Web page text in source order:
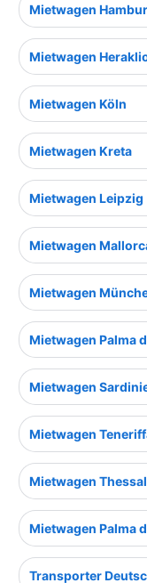
Mietwagen
Mietwagen
Mietwagen Köln
Mietwagen Kreta
Mietwagen Leipzig
Mietwagen
Mietwagen
Mietwagen Palma
Mietwagen
Mietwagen
Mietwagen
Mietwagen Palma
Transporter